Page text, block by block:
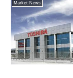
Market News